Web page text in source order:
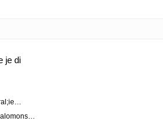
je di